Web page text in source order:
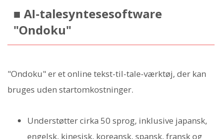
■ AI-talesyntesesoftware
"Ondoku"
"Ondoku" er et online tekst-til-tale-værktøj, der kan
bruges uden startomkostninger.
Understøtter cirka 50 sprog, inklusive japansk,
engelsk, kinesisk, koreansk, spansk, fransk og